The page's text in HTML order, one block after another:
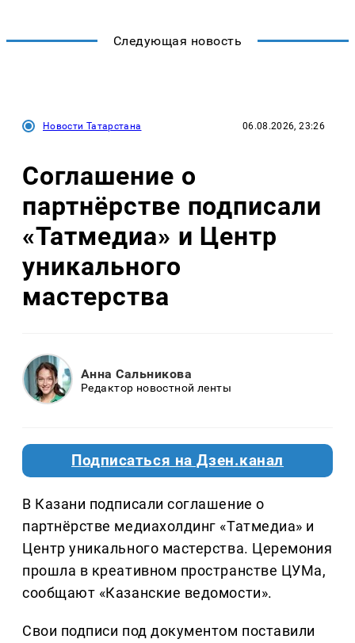
Следующая новость
Новости Татарстана 06.08.2026, 23:26
Соглашение о
партнёрстве подписали
«Татмедиа» и Центр
уникального
мастерства
Анна Сальникова
Редактор новостной ленты
Подписаться на Дзен.канал
В Казани подписали соглашение о
партнёрстве медиахолдинг «Татмедиа» и
Центр уникального мастерства. Церемония
прошла в креативном пространстве ЦУМа,
сообщают «Казанские ведомости».
Свои подписи под документом поставили